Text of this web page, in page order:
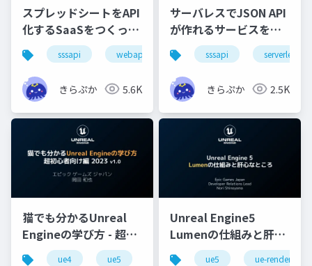
スプレッドシートをAPI
化するSaaSをつくって
みた
sssapi webapilt
きらぷか 5.6K
サーバレスでJSON API
が作れるサービスをサ
ーバレスで作ってみた
sssapi serverlesslt
きらぷか 2.5K
猫でも分かるUnreal
Engineの学び方 - 超初
心者向け編 - 2023 v1.0
ue4 ue5 ue-beginner
Unreal Engine5
Lumenの仕組みと肝心
なところ
ue5 ue-rendering